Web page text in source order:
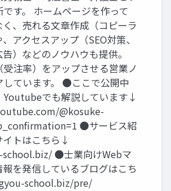
す。 ホームページを作って
、売れる文章作成（コピーラ
アクセスアップ（SEO対策、
）などのノウハウも提供。
受注率）をアップさせる営業ノ
しています。 ●ここで公開中
Youtubeでも解説しています↓
@kosuke-
●サービス紹
イトはこちら↓
●士業向けWebマ
を発信しているブログはこち
school.biz/pre/